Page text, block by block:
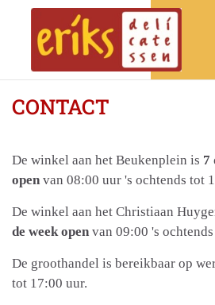
CONTACT
De winkel aan het Beukenplein is 7
open van 08:00 uur 's ochtends tot
De winkel aan het Christiaan
de week open van 09:00 's
De groothandel is bereikbaar op
tot 17:00 uur.